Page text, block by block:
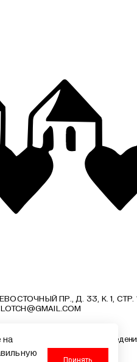
ПР., Д. 33, К. 1, СТР.
деятельность
на
Принять